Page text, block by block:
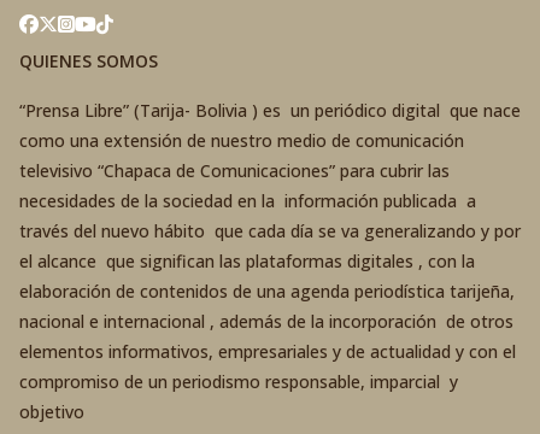
QUIENES SOMOS
“Prensa Libre” (Tarija- Bolivia ) es un periódico digital que nace
como una extensión de nuestro medio de comunicación
televisivo “Chapaca de Comunicaciones” para cubrir las
necesidades de la sociedad en la información publicada a
través del nuevo hábito que cada día se va generalizando y por
el alcance que significan las plataformas digitales , con la
elaboración de contenidos de una agenda periodística tarijeña,
nacional e internacional , además de la incorporación de otros
elementos informativos, empresariales y de actualidad y con el
compromiso de un periodismo responsable, imparcial y
objetivo